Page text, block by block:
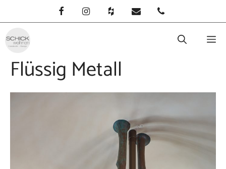
Inhalt
springen
Flüssig Metall